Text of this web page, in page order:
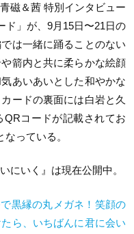
磁＆茜 特別インタビュー
ド」が、9月15日〜21日の
は一緒に踊ることのない
箭内と共に柔らかな絵顔
あいあいとした和やかな
ードの裏面には白岩と久
コードが記載されてお
っている。
にいく』は現在公開中。
黒縁の丸メガネ！笑顔の
ら、いちばんに君に会い